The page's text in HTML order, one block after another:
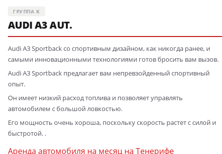
ГРУППА K
AUDI A3 AUT.
Audi A3 Sportback со спортивным дизайном, как никогда ранее, и
самыми инновационными технологиями готов бросить вам вызов.
Audi A3 Sportback предлагает вам непревзойденный спортивный
опыт.
Он имеет низкий расход топлива и позволяет управлять
автомобилем с большой ловкостью.
Его мощность очень хороша, поскольку скорость растет с силой и
быстротой. .
Аренда автомобиля на месяц на Тенерифе